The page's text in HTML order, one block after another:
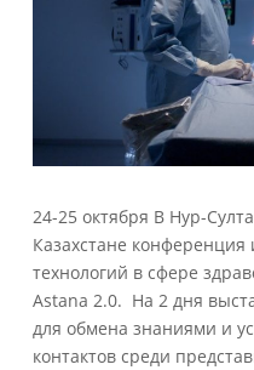
24-25 октября В Нур-
Казахстане конференция
технологий в сфере
Astana 2.0. На 2 дня
для обмена знаниями и
контактов среди